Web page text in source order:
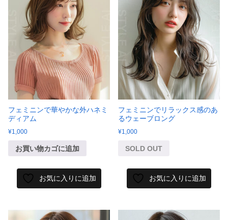
フェミニンで華やかな外ハネミ
ディアム
¥1,000
お買い物カゴに追加
お気に入りに追加
フェミニンでリラックス感のあ
るウェーブロング
¥1,000
SOLD OUT
お気に入りに追加